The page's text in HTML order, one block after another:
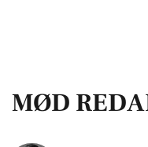
MØD